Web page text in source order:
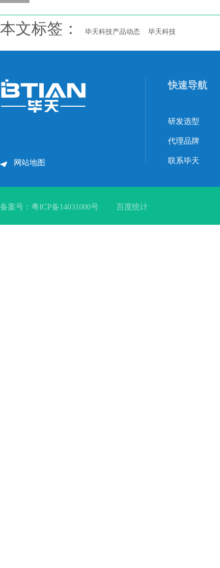
本文标签： 毕天科技产品动态 毕天科技
网站地图
快速导航
研发选型
代理品牌
联系毕天
备案号： 粤ICP备14031000号 百度统计